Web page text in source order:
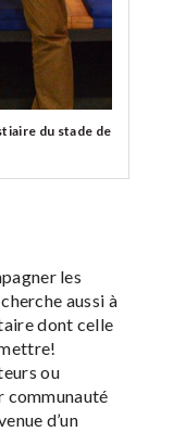
du stade de
les
aussi à
dont celle
ou
communauté
d’un